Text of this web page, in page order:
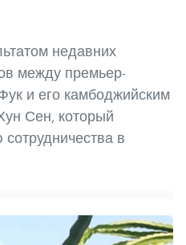
недавних
между премьер-
и его камбоджийским
Сен, который
в